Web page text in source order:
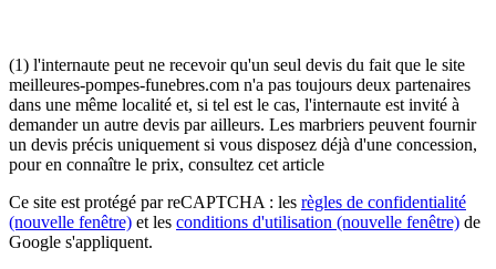
(1) l'internaute peut ne recevoir qu'un seul devis du fait que le site
meilleures-pompes-funebres.com n'a pas toujours deux partenaires
dans une même localité et, si tel est le cas, l'internaute est invité à
demander un autre devis par ailleurs. Les marbriers peuvent fournir
un devis précis uniquement si vous disposez déjà d'une concession,
pour en connaître le prix, consultez cet article
Ce site est protégé par reCAPTCHA : les règles de confidentialité
(nouvelle fenêtre) et les conditions d'utilisation (nouvelle fenêtre) de
Google s'appliquent.